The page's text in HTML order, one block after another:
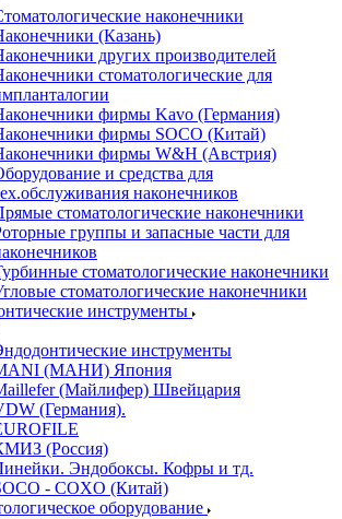
наконечники
(Казань)
других производителей
стоматологические для
фирмы Kavo (Германия)
фирмы SOCO (Китай)
фирмы W&H (Австрия)
и средства для
наконечников
стоматологические наконечники
группы и запасные части для
стоматологические наконечники
стоматологические наконечники
инструменты
инструменты
(МАНИ) Япония
(Майлифер) Швейцария
(Германия).
(Россия)
Эндобоксы. Кофры и тд.
- COXO (Китай)
оборудование